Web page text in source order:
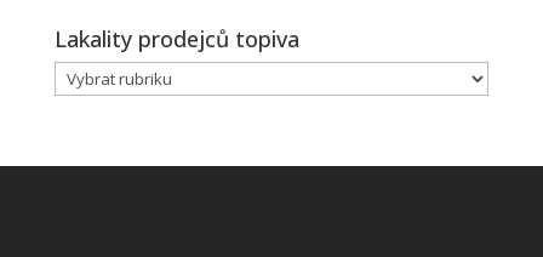
Lakality prodejců topiva
Lakality
prodejců